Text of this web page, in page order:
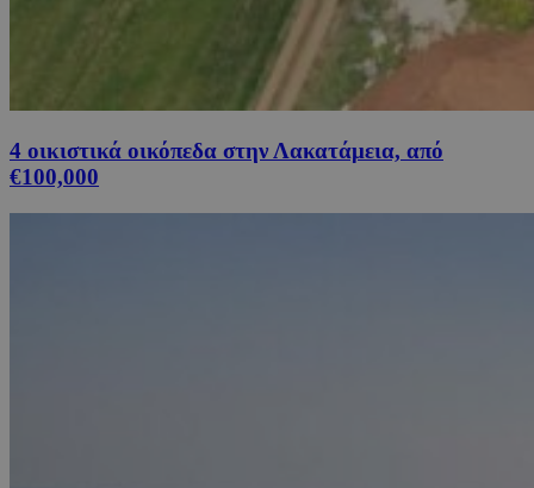
4 οικιστικά οικόπεδα στην Λακατάμεια, από
€100,000